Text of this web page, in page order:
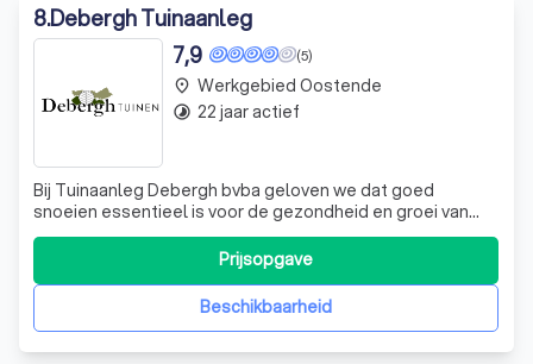
8.Debergh Tuinaanleg
(5)
7,9
Bij Tuinaanleg Debergh bvba geloven we dat goed
snoeien essentieel is voor de gezondheid en groei van
elke boom of struik. Onze expertise stelt ons in staat om
het snoeien van bomen en struiken vakkundig te
begeleiden, ongeacht de hoogte of grootte. Als
dynamisch bedrijf staan we garant voor kwalite
Beschikbaarheid
Prijsopgave
place Werkgebied Oostende
timelapse 22 jaar actief